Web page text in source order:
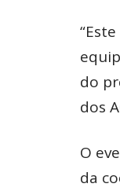
do
dos
O
da